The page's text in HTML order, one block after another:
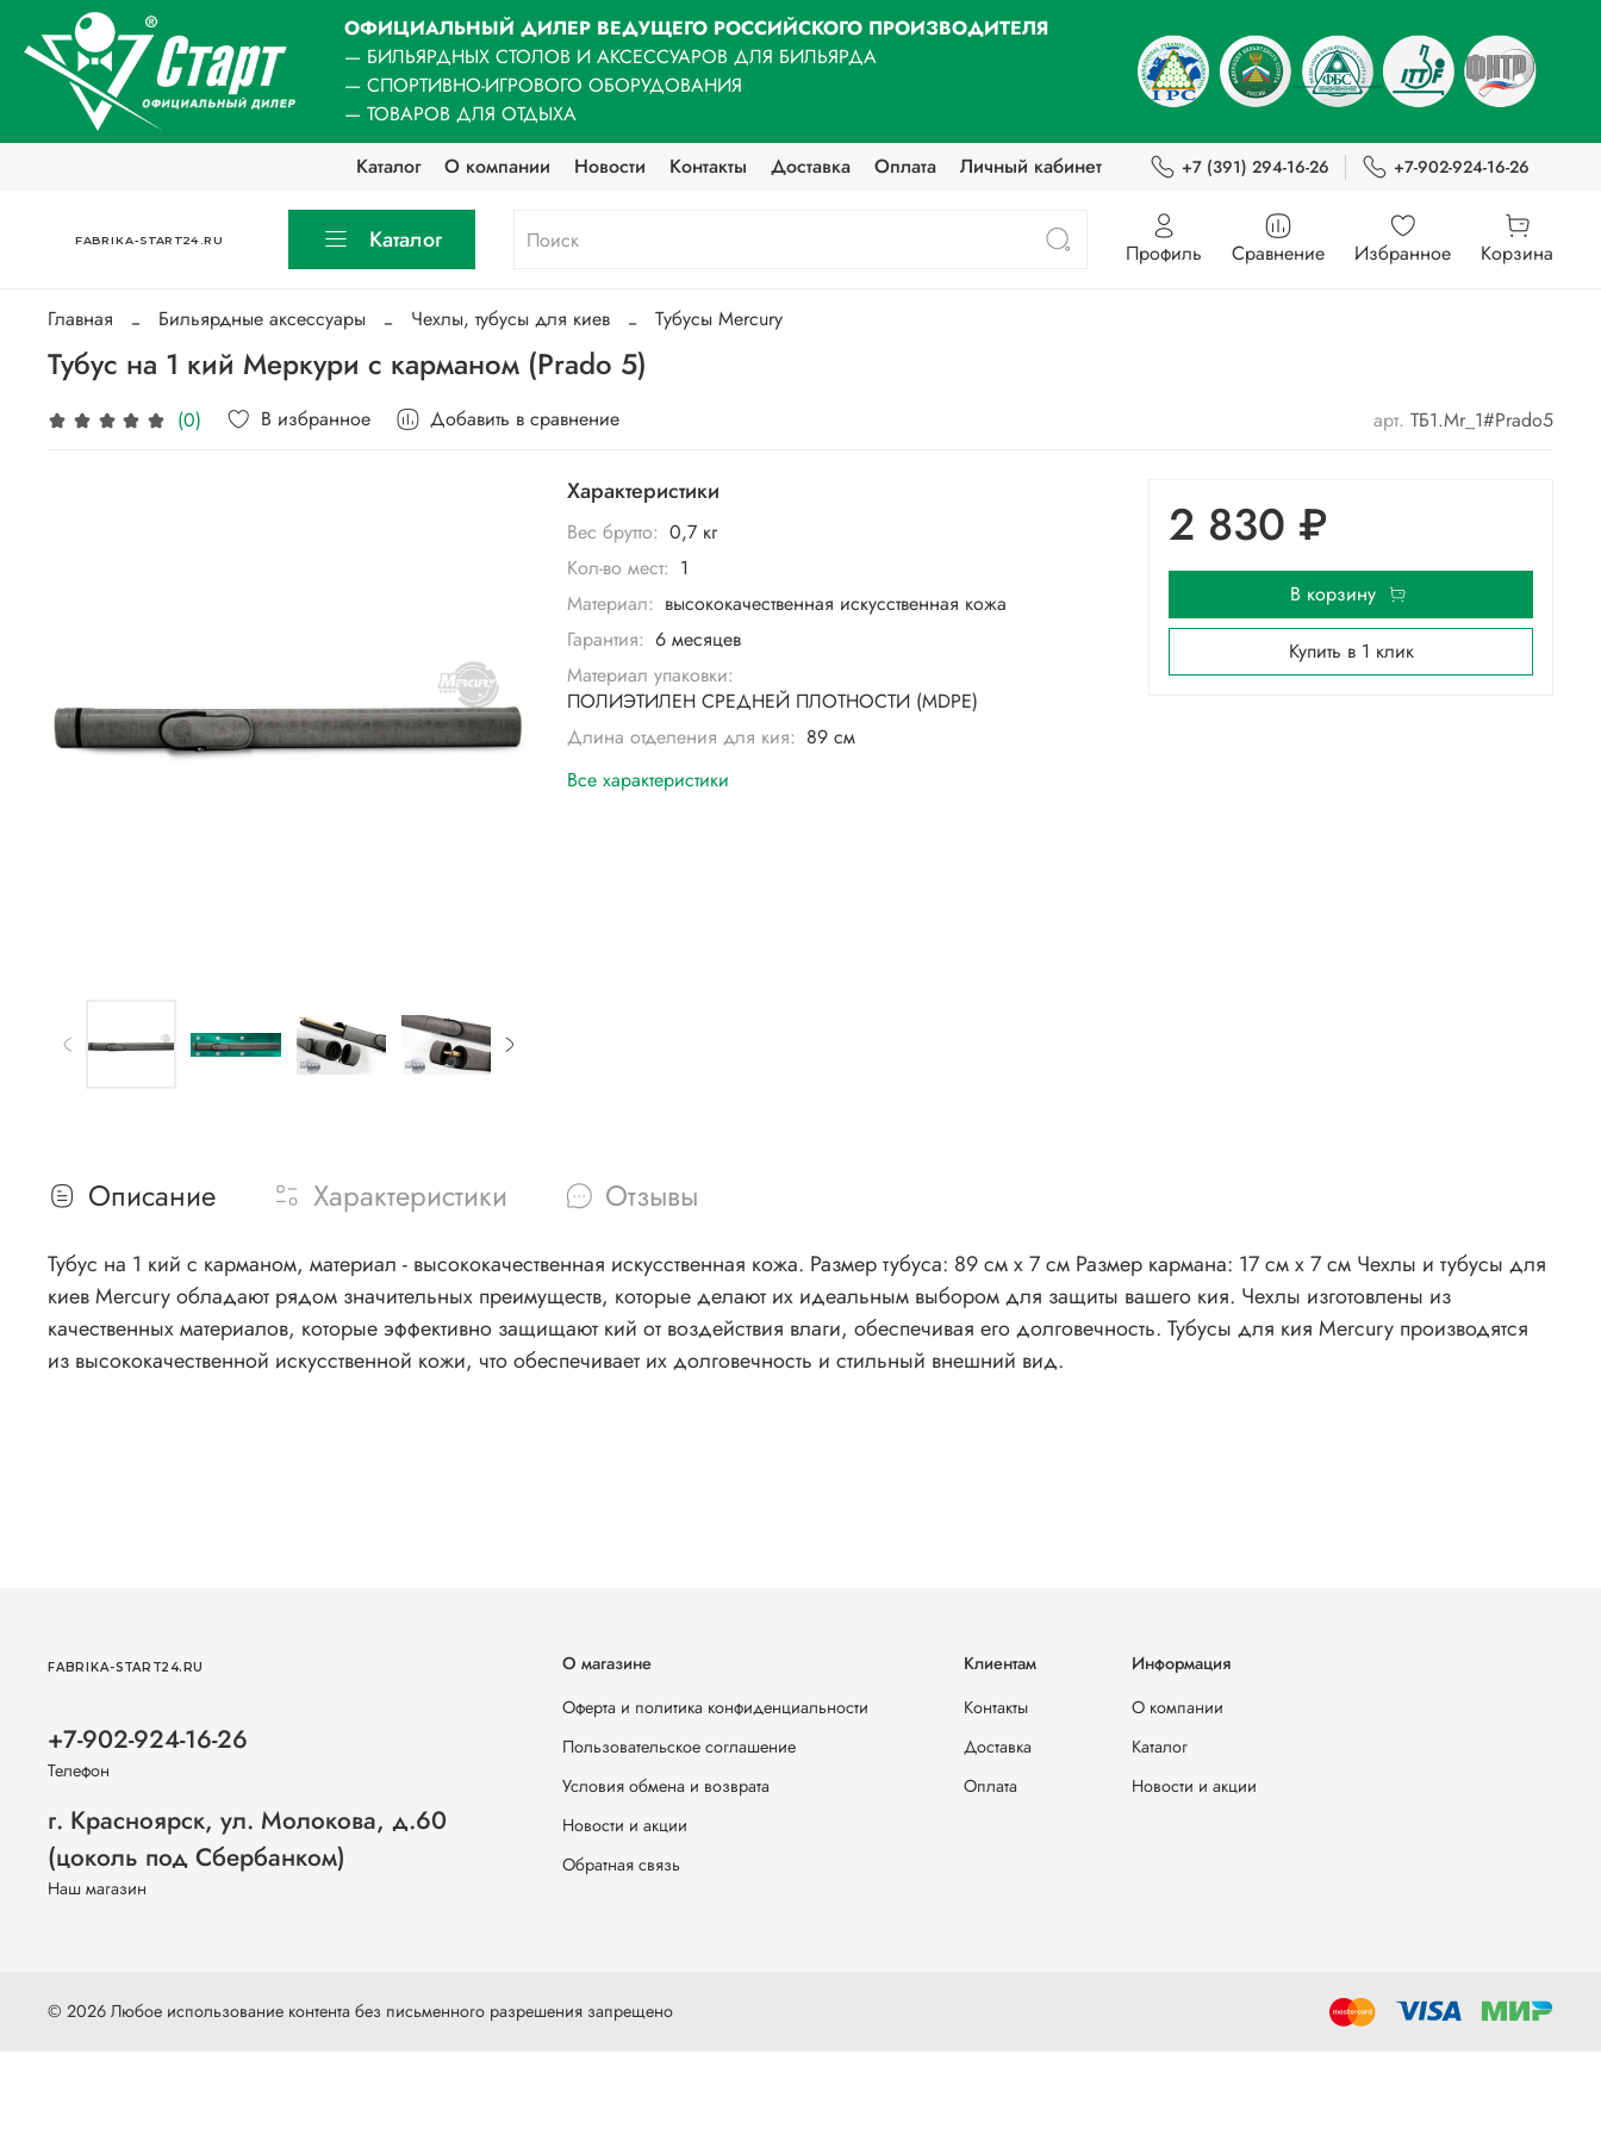
ОФИЦИАЛЬНЫЙ ДИЛЕР ВЕДУЩЕГО РОССИЙСКОГО ПРОИЗВОДИТЕЛЯ
— БИЛЬЯРДНЫХ СТОЛОВ И АКСЕССУАРОВ ДЛЯ БИЛЬЯРДА
— СПОРТИВНО-ИГРОВОГО ОБОРУДОВАНИЯ
— ТОВАРОВ ДЛЯ ОТДЫХА
Каталог
О компании Новости Контакты Доставка Оплата Личный кабинет +7 (391) 294-16-26 +7-902-924-16-26
FABRIKA-START24.RU Каталог Профиль Сравнение Избранное Корзина
Главная Бильярдные аксессуары Чехлы, тубусы для киев Тубусы Mercury
Тубус на 1 кий Меркури с карманом (Prado 5)
(0) В избранное Добавить в сравнение арт. ТБ1.Mr_1#Prado5
Характеристики
Вес брутто: 0,7 кг
Кол-во мест: 1
Материал: высококачественная искусственная кожа
Гарантия: 6 месяцев
Материал упаковки:
ПОЛИЭТИЛЕН СРЕДНЕЙ ПЛОТНОСТИ (MDPE)
Длина отделения для кия: 89 см
Все характеристики
2 830 ₽
В корзину
Купить в 1 клик
Описание Характеристики Отзывы
Тубус на 1 кий с карманом, материал - высококачественная искусственная кожа. Размер тубуса: 89 см х 7 см Размер кармана: 17 см х 7 см Чехлы и тубусы для
киев Mercury обладают рядом значительных преимуществ, которые делают их идеальным выбором для защиты вашего кия. Чехлы изготовлены из
качественных материалов, которые эффективно защищают кий от воздействия влаги, обеспечивая его долговечность. Тубусы для кия Mercury производятся
из высококачественной искусственной кожи, что обеспечивает их долговечность и стильный внешний вид.
О магазине
Оферта и политика конфиденциальности
Пользовательское соглашение
Условия обмена и возврата
Новости и акции
Обратная связь
Клиентам
Контакты
Доставка
Оплата
Информация
О компании
Каталог
Новости и акции
FABRIKA-START24.RU
+7-902-924-16-26
Телефон
г. Красноярск, ул. Молокова, д.60
(цоколь под Сбербанком)
Наш магазин
© 2026 Любое использование контента без письменного разрешения запрещено